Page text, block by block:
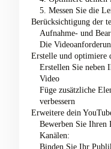
5. Messen Sie die
Berücksichtigung der
Aufnahme- und
Die
Erstelle und optimiere
Erstellen Sie neben
Video
Füge zusätzliche
verbessern
Erweitere dein
Bewerben Sie Ihren
Kanälen:
Binden Sie Ihr